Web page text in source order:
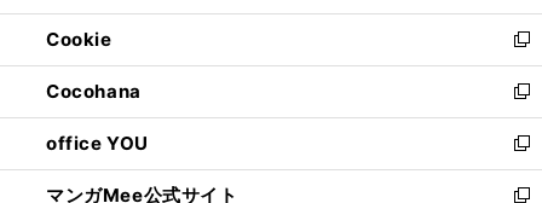
開
く
ウ
で
開
く
ン
ド
ウ
で
開
く
ウ
ィ
ン
ド
ウ
で
開
く
Cookie
新
し
い
ウ
ィ
ン
ド
Cocohana
新
し
い
ウ
ィ
office YOU
新
し
マンガMee公式サイト